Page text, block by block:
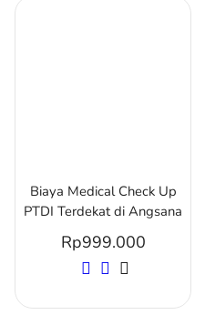
Biaya Medical Check Up
PTDI Terdekat di Angsana
Rp999.000